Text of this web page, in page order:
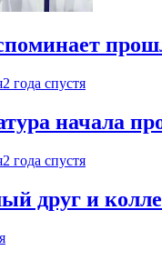
2 года спустя
начала
2 года спустя
друг и